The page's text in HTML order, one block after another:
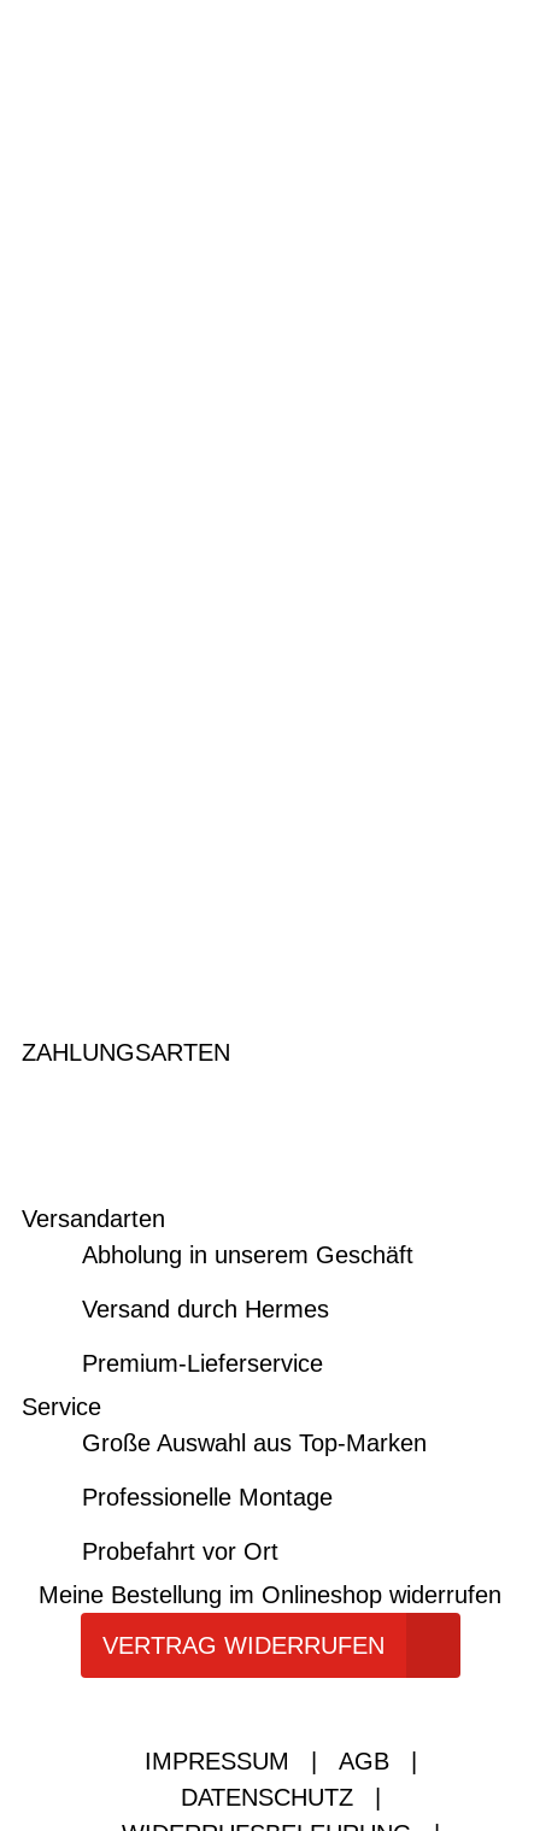
ZAHLUNGSARTEN
Versandarten
Abholung in unserem Geschäft
Versand durch Hermes
Premium-Lieferservice
Service
Große Auswahl aus Top-Marken
Professionelle Montage
Probefahrt vor Ort
Meine Bestellung im Onlineshop widerrufen
VERTRAG WIDERRUFEN
IMPRESSUM AGB
DATENSCHUTZ